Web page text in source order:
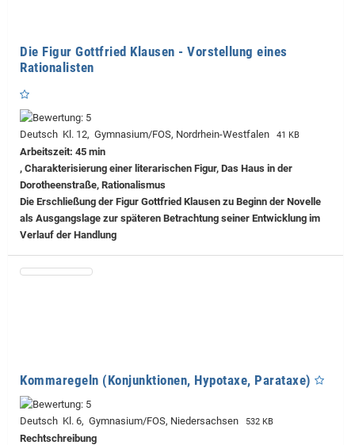
Die Figur Gottfried Klausen - Vorstellung eines
Rationalisten
Deutsch Kl. 12, Gymnasium/FOS, Nordrhein-Westfalen 41 KB
Arbeitszeit: 45 min
, Charakterisierung einer literarischen Figur, Das Haus in der
Dorotheenstraße, Rationalismus
Die Erschließung der Figur Gottfried Klausen zu Beginn der Novelle
als Ausgangslage zur späteren Betrachtung seiner Entwicklung im
Verlauf der Handlung
Kommaregeln (Konjunktionen, Hypotaxe, Parataxe)
Deutsch Kl. 6, Gymnasium/FOS, Niedersachsen 532 KB
Rechtschreibung